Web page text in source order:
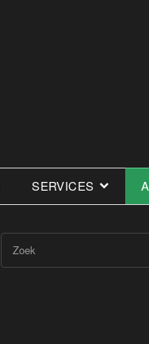
SERVICES
Zoek